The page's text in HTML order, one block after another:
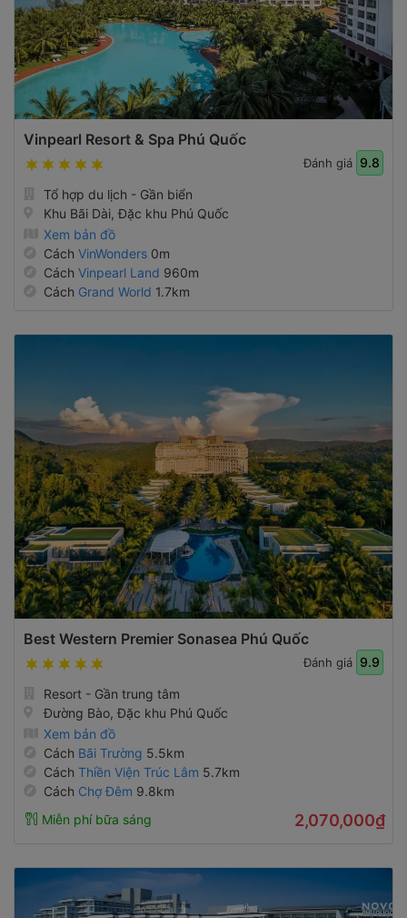
Vinpearl Resort & Spa Phú Quốc
Đánh giá 9.8
Tổ hợp du lịch - Gần biển
Khu Bãi Dài, Đặc khu Phú Quốc
Xem bản đồ
Cách VinWonders 0m
Cách Vinpearl Land 960m
Cách Grand World 1.7km
Best Western Premier Sonasea Phú Quốc
Đánh giá 9.9
Resort - Gần trung tâm
Đường Bào, Đặc khu Phú Quốc
Xem bản đồ
Cách Bãi Trường 5.5km
Cách Thiền Viện Trúc Lâm 5.7km
Cách Chợ Đêm 9.8km
Miễn phí bữa sáng
2,070,000₫